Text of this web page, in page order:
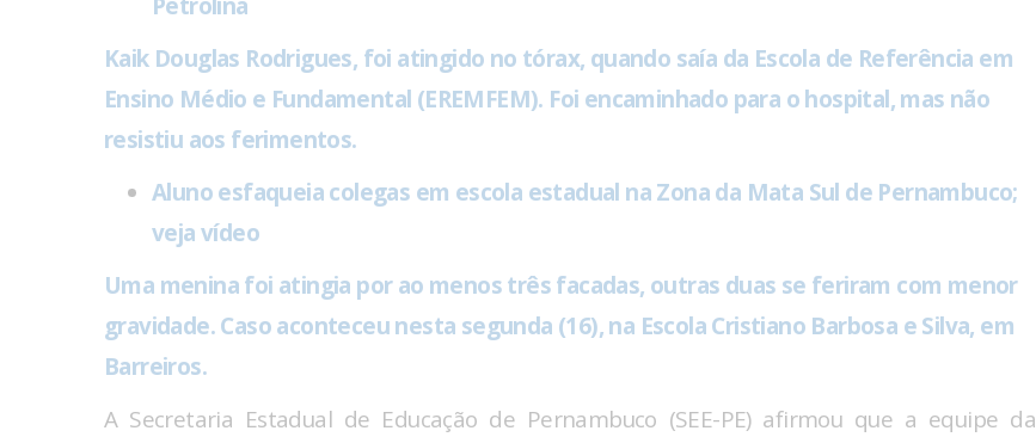
Petrolina
Kaik Douglas Rodrigues, foi atingido no tórax, quando saía da Escola de Referência em
Ensino Médio e Fundamental (EREMFEM). Foi encaminhado para o hospital, mas não
resistiu aos ferimentos.
Aluno esfaqueia colegas em escola estadual na Zona da Mata Sul de Pernambuco;
veja vídeo
Uma menina foi atingia por ao menos três facadas, outras duas se feriram com menor
gravidade. Caso aconteceu nesta segunda (16), na Escola Cristiano Barbosa e Silva, em
Barreiros.
A Secretaria Estadual de Educação de Pernambuco (SEE-PE) afirmou que a equipe da